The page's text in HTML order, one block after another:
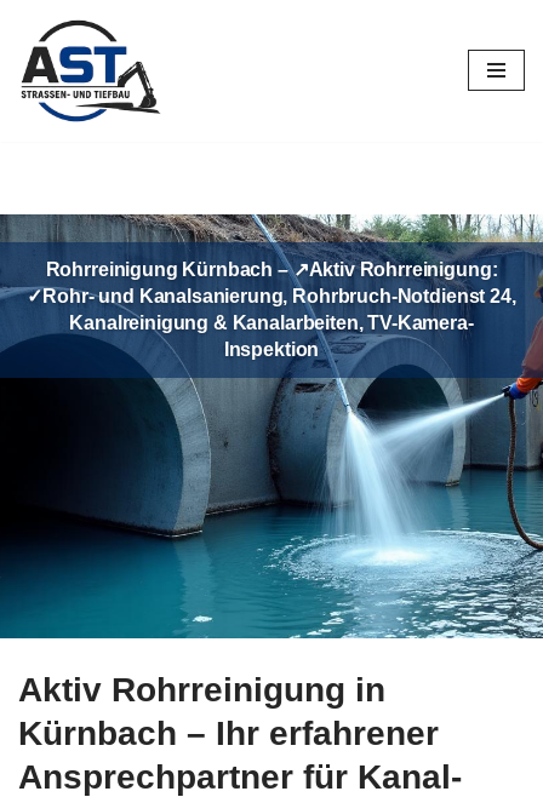
Zum
Inhalt
springen
Rohrreinigung Kürnbach – ↗️Aktiv Rohrreinigung:
✓Rohr- und Kanalsanierung, Rohrbruch-Notdienst 24,
Kanalreinigung & Kanalarbeiten, TV-Kamera-
Inspektion
Aktiv Rohrreinigung in
Kürnbach – Ihr erfahrener
Ansprechpartner für Kanal-